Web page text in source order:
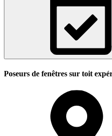
Poseurs de fenêtres sur toit